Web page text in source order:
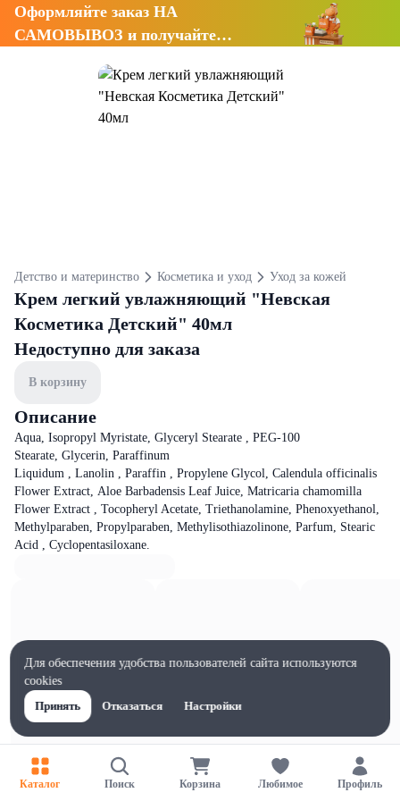
Оформляйте заказ НА
САМОВЫВОЗ и получайте
Детство и материнство Косметика и уход Уход за кожей
Крем легкий увлажняющий "Невская
Косметика Детский" 40мл
Недоступно для заказа
В корзину
Описание
Aqua, Isopropyl Myristate, Glyceryl Stearate , PEG-100
Stearate, Glycerin, Paraffinum
Liquidum , Lanolin , Paraffin , Propylene Glycol, Сalendula officinalis
Flower Extract, Aloe Barbadensis Leaf Juice, Matricaria chamomilla
Flower Extract , Tocopheryl Acetate, Тriethanolamine, Phenoxyethanol,
Methylparaben, Propylparaben, Methylisothiazolinone, Parfum, Steariс
Аcid , Cyclopentasiloxane.
Каталог Поиск Корзина Любимое Профиль
Для обеспечения удобства пользователей сайта используются
cookies
Принять
Отказаться Настройки